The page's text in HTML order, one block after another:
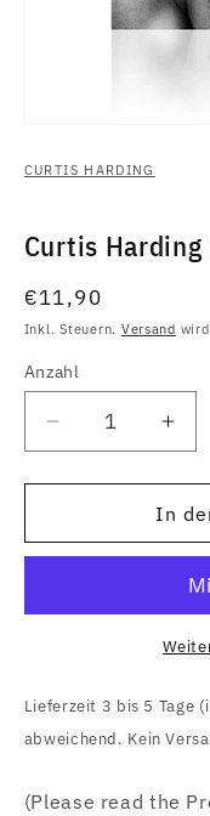
in
CURTIS HARDING
Curtis Harding
Normaler
Preis
€11,90
Inkl. Steuern. Versand
Anzahl
Anzahl
Verringere
die
Menge
Curtis
Power)
die
für
CD
In
Lieferzeit 3 bis 5 Tage
abweichend. Kein
(Please read the